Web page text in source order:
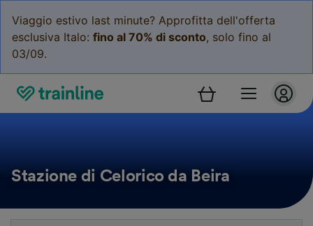
Viaggio estivo last minute? Approfitta dell'offerta
esclusiva Italo: fino al 70% di sconto, solo fino al
03/09.
Stazione di Celorico da Beira